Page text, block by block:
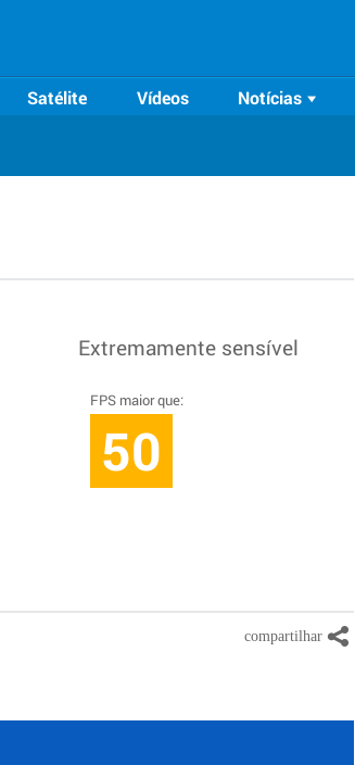
Satélite Vídeos Notícias
Extremamente sensível
FPS maior que:
50